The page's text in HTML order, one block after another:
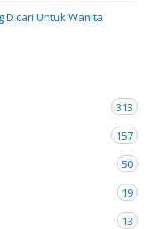
Dicari Untuk Wanita
313
157
50
19
13